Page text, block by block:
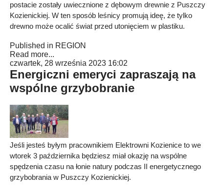
postacie zostały uwiecznione z dębowym drewnie z Puszczy
Kozienickiej. W ten sposób leśnicy promują ideę, że tylko
drewno może ocalić świat przed utonięciem w plastiku.
Published in REGION
Read more...
czwartek, 28 września 2023 16:02
Energiczni emeryci zapraszają na
wspólne grzybobranie
Jeśli jesteś byłym pracownikiem Elektrowni Kozienice to we
wtorek 3 października będziesz miał okazję na wspólne
spędzenia czasu na łonie natury podczas II energetycznego
grzybobrania w Puszczy Kozienickiej.